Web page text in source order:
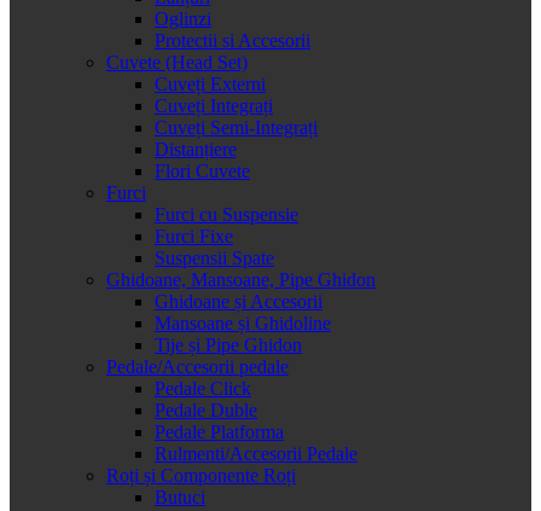
Oglinzi
Protectii si Accesorii
Cuvete (Head Set)
Cuveți Externi
Cuveți Integrați
Cuveți Semi-Integrați
Distanțiere
Flori Cuvete
Furci
Furci cu Suspensie
Furci Fixe
Suspensii Spate
Ghidoane, Mansoane, Pipe Ghidon
Ghidoane și Accesorii
Mansoane și Ghidoline
Tije și Pipe Ghidon
Pedale/Accesorii pedale
Pedale Click
Pedale Duble
Pedale Platforma
Rulmenti/Accesorii Pedale
Roți și Componente Roți
Butuci